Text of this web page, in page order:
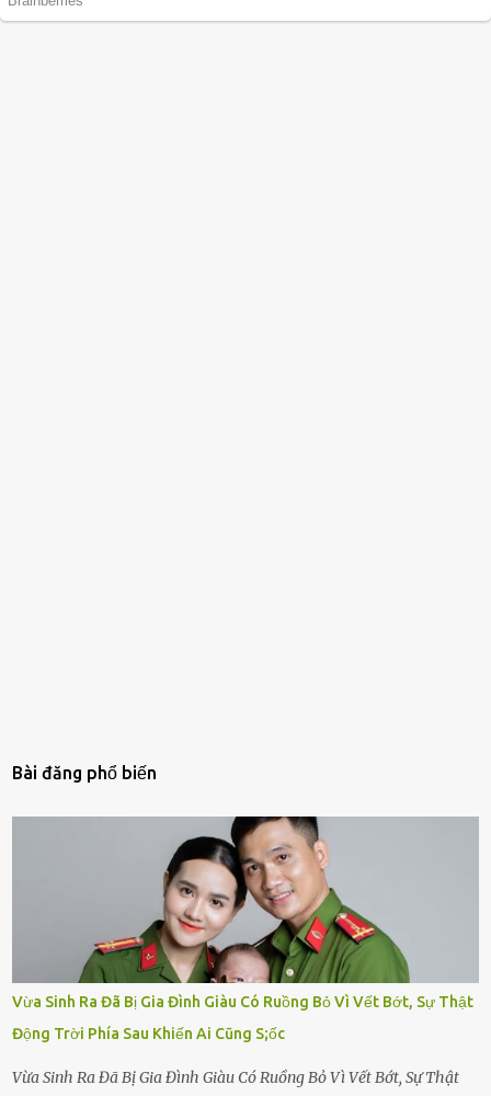
Bài đăng phổ biến
Vừa Sinh Ra Đã Bị Gia Đình Giàu Có Ruồng Bỏ Vì Vết Bớt, Sự Thật
Động Trời Phía Sau Khiến Ai Cũng S;ốc
Vừa Sinh Ra Đã Bị Gia Đình Giàu Có Ruồng Bỏ Vì Vết Bớt, Sự Thật